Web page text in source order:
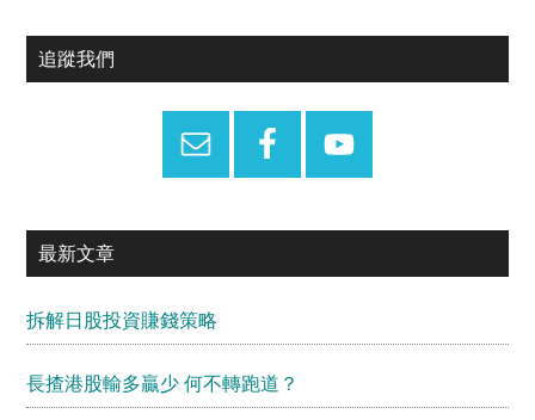
Primary
追蹤我們
最新文章
拆解日股投資賺錢策略
長揸港股輸多贏少 何不轉跑道？